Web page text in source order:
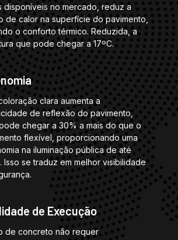
disponíveis no mercado, reduz a
de calor na superfície do pavimento,
o conforto térmico. Reduzida, a
que pode chegar a 17ºC.
clara aumenta a
de reflexão do pavimento,
chegar a 30% a mais do que o
flexível, proporcionando uma
na iluminação pública de até
Isso se traduz em melhor visibilidade
de Execução
de concreto não requer